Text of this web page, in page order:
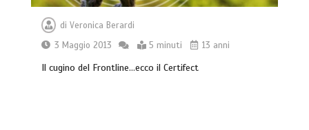
diVeronica Berardi
3 Maggio 2013
5 minuti 13 anni
Il cugino del Frontline…ecco il Certifect